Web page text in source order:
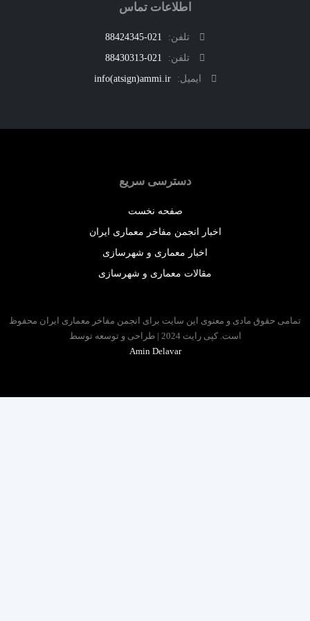
اطلاعات تماس
تلفن:
021-88424345
تلفن:
021-88430313
ایمیل:
info(atsign)ammi.ir
دسترسی سریع
صفحه نخست
اخبار انجمن مفاخر معماری ایران
اخبار معماری و شهرسازی
مقالات معماری و شهرسازی
حقوق مادی و معنوی این سایت برای انجمن مفاخر معماری ایران محفوظ
است. کپی رایت 2024 | طراحی و توسعه توسط
Amin Delavar